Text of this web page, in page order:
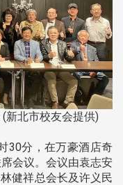
新北市校友会提供)
30分，在万豪酒店奇
会议。会议由袁志安
健祥总会长及许义民